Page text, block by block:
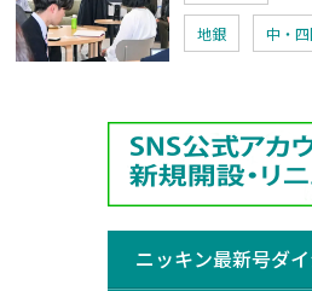
地銀 中・
ニッキン最新号ダ